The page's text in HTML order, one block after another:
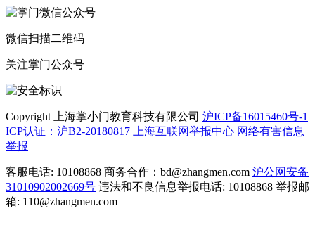
微信扫描二维码
关注掌门公众号
Copyright 上海掌小门教育科技有限公司 沪ICP备16015460号-1
ICP认证：沪B2-20180817
上海互联网举报中心 网络有害信息
举报
客服电话: 10108868 商务合作：bd@zhangmen.com 沪公网安备
31010902002669号 违法和不良信息举报电话: 10108868 举报邮
箱: 110@zhangmen.com